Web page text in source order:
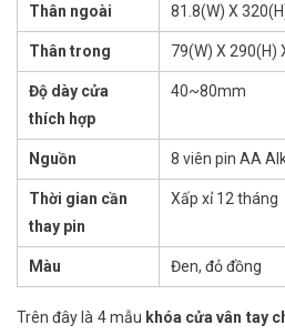
Thân ngoài 81.8(W) X
Thân trong 79(W) X 290(H)
Độ dày cửa
thích hợp
40~80mm
Nguồn 8 viên pin AA
Thời gian cần
thay pin
Xấp xỉ 12 tháng
Màu Đen, đỏ đồng
Trên đây là 4 mẫu khóa cửa vân tay